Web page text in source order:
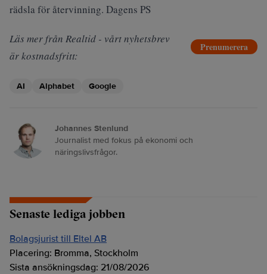
rädsla för återvinning. Dagens PS
Läs mer från Realtid - vårt nyhetsbrev
är kostnadsfritt:
Prenumerera
AI Alphabet Google
Johannes Stenlund
Journalist med fokus på ekonomi och
näringslivsfrågor.
Senaste lediga jobben
Bolagsjurist till Eltel AB
Placering: Bromma, Stockholm
Sista ansökningsdag: 21/08/2026